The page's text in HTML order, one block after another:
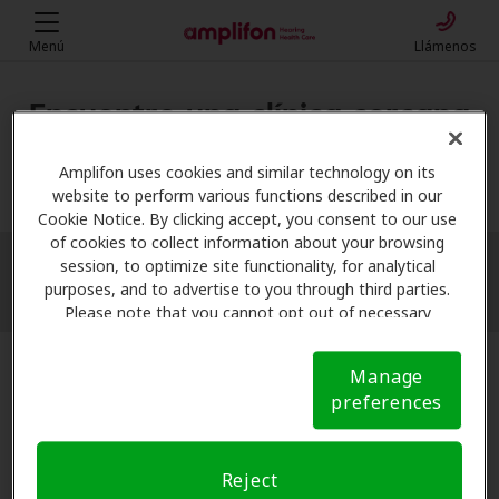
Amplifon uses cookies and similar technology on its
website to perform various functions described in our
Cookie Notice. By clicking accept, you consent to our use
of cookies to collect information about your browsing
session, to optimize site functionality, for analytical
purposes, and to advertise to you through third parties.
Please note that you cannot opt out of necessary
Notice (link here below). If you are using an opt-out
preference signal, we will honor that signal. Cookie
Manage
preferences
Reject
Menú Llámenos
Encuentre una clínica cercana
Mi ubicación
More filters